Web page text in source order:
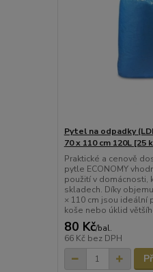
Pytel na odpadky
70 x 110 cm 120L [25
Praktické a cenově
pytle ECONOMY
použití v domácnosti,
skladech. Díky
× 110 cm jsou ideální
koše nebo úklid
80 Kč/bal.
66 Kč bez DPH